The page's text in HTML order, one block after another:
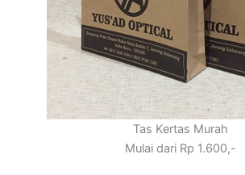
Tas Kertas Murah
Mulai dari Rp 1.600,-